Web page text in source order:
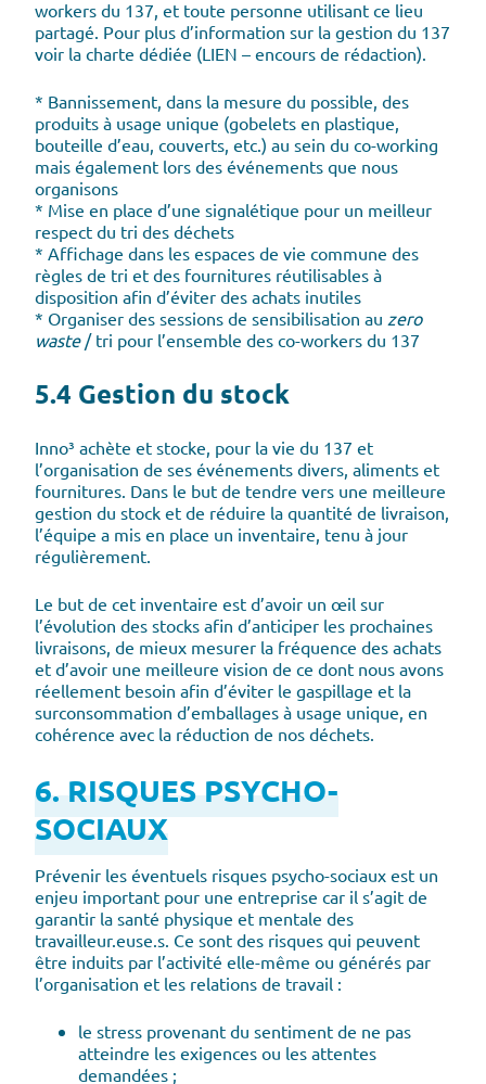
workers du 137, et toute personne utilisant ce lieu
partagé. Pour plus d’information sur la gestion du 137
voir la charte dédiée (LIEN – encours de rédaction).
* Bannissement, dans la mesure du possible, des
produits à usage unique (gobelets en plastique,
bouteille d’eau, couverts, etc.) au sein du co-working
mais également lors des événements que nous
organisons
* Mise en place d’une signalétique pour un meilleur
respect du tri des déchets
* Affichage dans les espaces de vie commune des
règles de tri et des fournitures réutilisables à
disposition afin d’éviter des achats inutiles
* Organiser des sessions de sensibilisation au zero
waste/ tri pour l’ensemble des co-workers du 137
5.4 Gestion du stock
Inno³ achète et stocke, pour la vie du 137 et
l’organisation de ses événements divers, aliments et
fournitures. Dans le but de tendre vers une meilleure
gestion du stock et de réduire la quantité de livraison,
l’équipe a mis en place un inventaire, tenu à jour
régulièrement.
Le but de cet inventaire est d’avoir un œil sur
l’évolution des stocks afin d’anticiper les prochaines
livraisons, de mieux mesurer la fréquence des achats
et d’avoir une meilleure vision de ce dont nous avons
réellement besoin afin d’éviter le gaspillage et la
surconsommation d’emballages à usage unique, en
cohérence avec la réduction de nos déchets.
6. RISQUES PSYCHO-
SOCIAUX
Prévenir les éventuels risques psycho-sociaux est un
enjeu important pour une entreprise car il s’agit de
garantir la santé physique et mentale des
travailleur.euse.s. Ce sont des risques qui peuvent
être induits par l’activité elle-même ou générés par
l’organisation et les relations de travail :
le stress provenant du sentiment de ne pas
atteindre les exigences ou les attentes
demandées ;